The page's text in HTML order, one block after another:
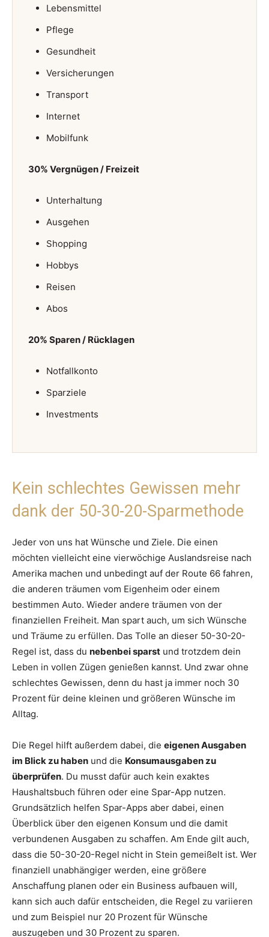
Lebensmittel
Pflege
Gesundheit
Versicherungen
Transport
Internet
Mobilfunk
30% Vergnügen / Freizeit
Unterhaltung
Ausgehen
Shopping
Hobbys
Reisen
Abos
20% Sparen / Rücklagen
Notfallkonto
Sparziele
Investments
Kein schlechtes Gewissen mehr
dank der 50-30-20-Sparmethode
Jeder von uns hat Wünsche und Ziele. Die einen
möchten vielleicht eine vierwöchige Auslandsreise nach
Amerika machen und unbedingt auf der Route 66 fahren,
die anderen träumen vom Eigenheim oder einem
bestimmen Auto. Wieder andere träumen von der
finanziellen Freiheit. Man spart auch, um sich Wünsche
und Träume zu erfüllen. Das Tolle an dieser 50-30-20-
Regel ist, dass du nebenbei sparst und trotzdem dein
Leben in vollen Zügen genießen kannst. Und zwar ohne
schlechtes Gewissen, denn du hast ja immer noch 30
Prozent für deine kleinen und größeren Wünsche im
Alltag.
Die Regel hilft außerdem dabei, die eigenen Ausgaben
im Blick zu haben und die Konsumausgaben zu
überprüfen. Du musst dafür auch kein exaktes
Haushaltsbuch führen oder eine Spar-App nutzen.
Grundsätzlich helfen Spar-Apps aber dabei, einen
Überblick über den eigenen Konsum und die damit
verbundenen Ausgaben zu schaffen. Am Ende gilt auch,
dass die 50-30-20-Regel nicht in Stein gemeißelt ist. Wer
finanziell unabhängiger werden, eine größere
Anschaffung planen oder ein Business aufbauen will,
kann sich auch dafür entscheiden, die Regel zu variieren
und zum Beispiel nur 20 Prozent für Wünsche
auszugeben und 30 Prozent zu sparen.